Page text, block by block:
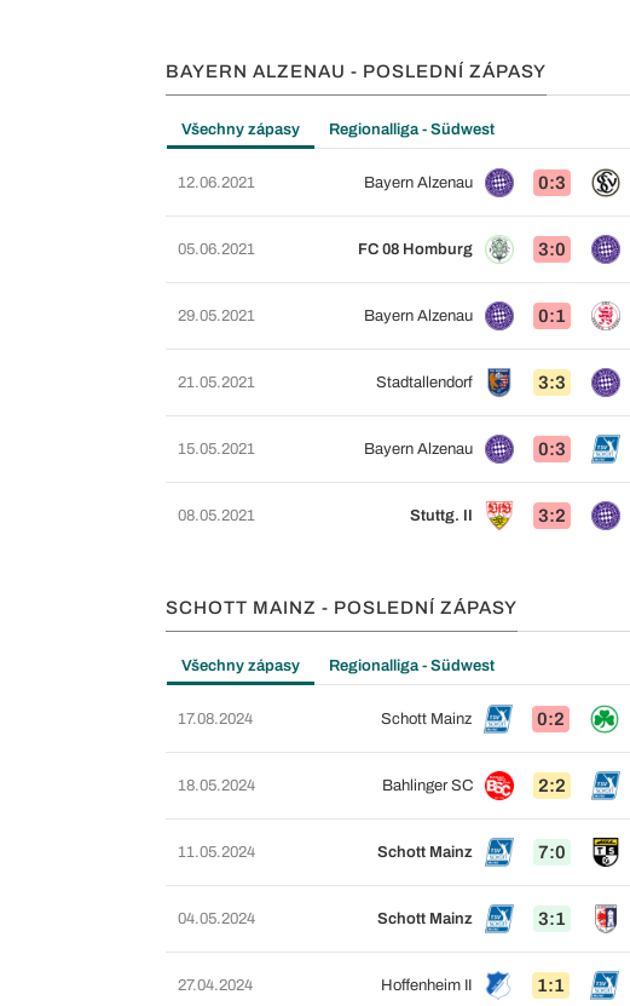
BAYERN ALZENAU - POSLEDNÍ ZÁPASY
Všechny zápasy Regionalliga - Südwest
12.06.2021 Bayern Alzenau 0:3
05.06.2021 FC 08 Homburg 3:0
29.05.2021 Bayern Alzenau 0:1
21.05.2021 Stadtallendorf 3:3
15.05.2021 Bayern Alzenau 0:3
08.05.2021 Stuttg. II 3:2
SCHOTT MAINZ - POSLEDNÍ ZÁPASY
Všechny zápasy Regionalliga - Südwest
17.08.2024 Schott Mainz 0:2
18.05.2024 Bahlinger SC 2:2
11.05.2024 Schott Mainz 7:0
04.05.2024 Schott Mainz 3:1
27.04.2024 Hoffenheim II 1:1